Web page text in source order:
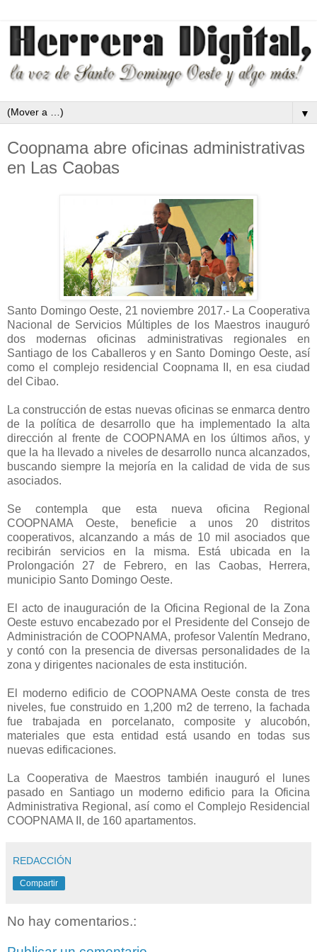
▼
Coopnama abre oficinas administrativas
en Las Caobas
Santo Domingo Oeste, 21 noviembre 2017.- La Cooperativa
Nacional de Servicios Múltiples de los Maestros inauguró
dos modernas oficinas administrativas regionales en
Santiago de los Caballeros y en Santo Domingo Oeste, así
como el complejo residencial Coopnama II, en esa ciudad
del Cibao.
La construcción de estas nuevas oficinas se enmarca dentro
de la política de desarrollo que ha implementado la alta
dirección al frente de COOPNAMA en los últimos años, y
que la ha llevado a niveles de desarrollo nunca alcanzados,
buscando siempre la mejoría en la calidad de vida de sus
asociados.
Se contempla que esta nueva oficina Regional
COOPNAMA Oeste, beneficie a unos 20 distritos
cooperativos, alcanzando a más de 10 mil asociados que
recibirán servicios en la misma. Está ubicada en la
Prolongación 27 de Febrero, en las Caobas, Herrera,
municipio Santo Domingo Oeste.
El acto de inauguración de la Oficina Regional de la Zona
Oeste estuvo encabezado por el Presidente del Consejo de
Administración de COOPNAMA, profesor Valentín Medrano,
y contó con la presencia de diversas personalidades de la
zona y dirigentes nacionales de esta institución.
El moderno edificio de COOPNAMA Oeste consta de tres
niveles, fue construido en 1,200 m2 de terreno, la fachada
fue trabajada en porcelanato, composite y alucobón,
materiales que esta entidad está usando en todas sus
nuevas edificaciones.
La Cooperativa de Maestros también inauguró el lunes
pasado en Santiago un moderno edificio para la Oficina
Administrativa Regional, así como el Complejo Residencial
COOPNAMA II, de 160 apartamentos.
REDACCIÓN
Compartir
No hay comentarios.: